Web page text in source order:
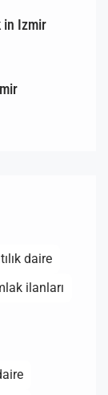
in Izmir
daire
ilanları